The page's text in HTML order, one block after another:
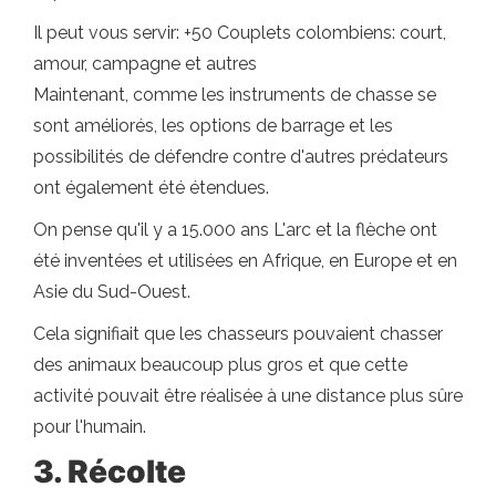
Il peut vous servir: +50 Couplets colombiens: court,
amour, campagne et autres
Maintenant, comme les instruments de chasse se
sont améliorés, les options de barrage et les
possibilités de défendre contre d'autres prédateurs
ont également été étendues.
On pense qu'il y a 15.000 ans L'arc et la flèche ont
été inventées et utilisées en Afrique, en Europe et en
Asie du Sud-Ouest.
Cela signifiait que les chasseurs pouvaient chasser
des animaux beaucoup plus gros et que cette
activité pouvait être réalisée à une distance plus sûre
pour l'humain.
3. Récolte